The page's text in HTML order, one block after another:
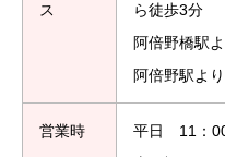
ス
ら徒歩3分
阿倍野橋駅
阿倍野駅よ
営業時
平日 11：